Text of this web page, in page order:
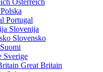
Polska
Portugal
Slovenija
Slovensko
Suomi
Sverige
Great Britain